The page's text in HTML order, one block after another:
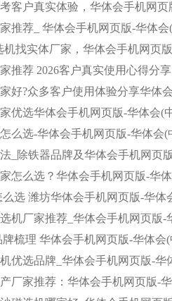
推荐 2026客户真实使用心得分享